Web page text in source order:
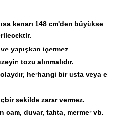
kenarı 148 cm'den büyükse
ve yapışkan içermez.
tozu alınmalıdır.
herhangi bir usta veya el
şekilde zarar vermez.
cam, duvar, tahta, mermer vb.